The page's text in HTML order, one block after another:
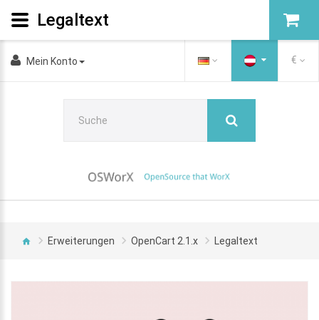
Mein Konto €
Erweiterungen OpenCart 2.1.x Legaltext
Legaltext